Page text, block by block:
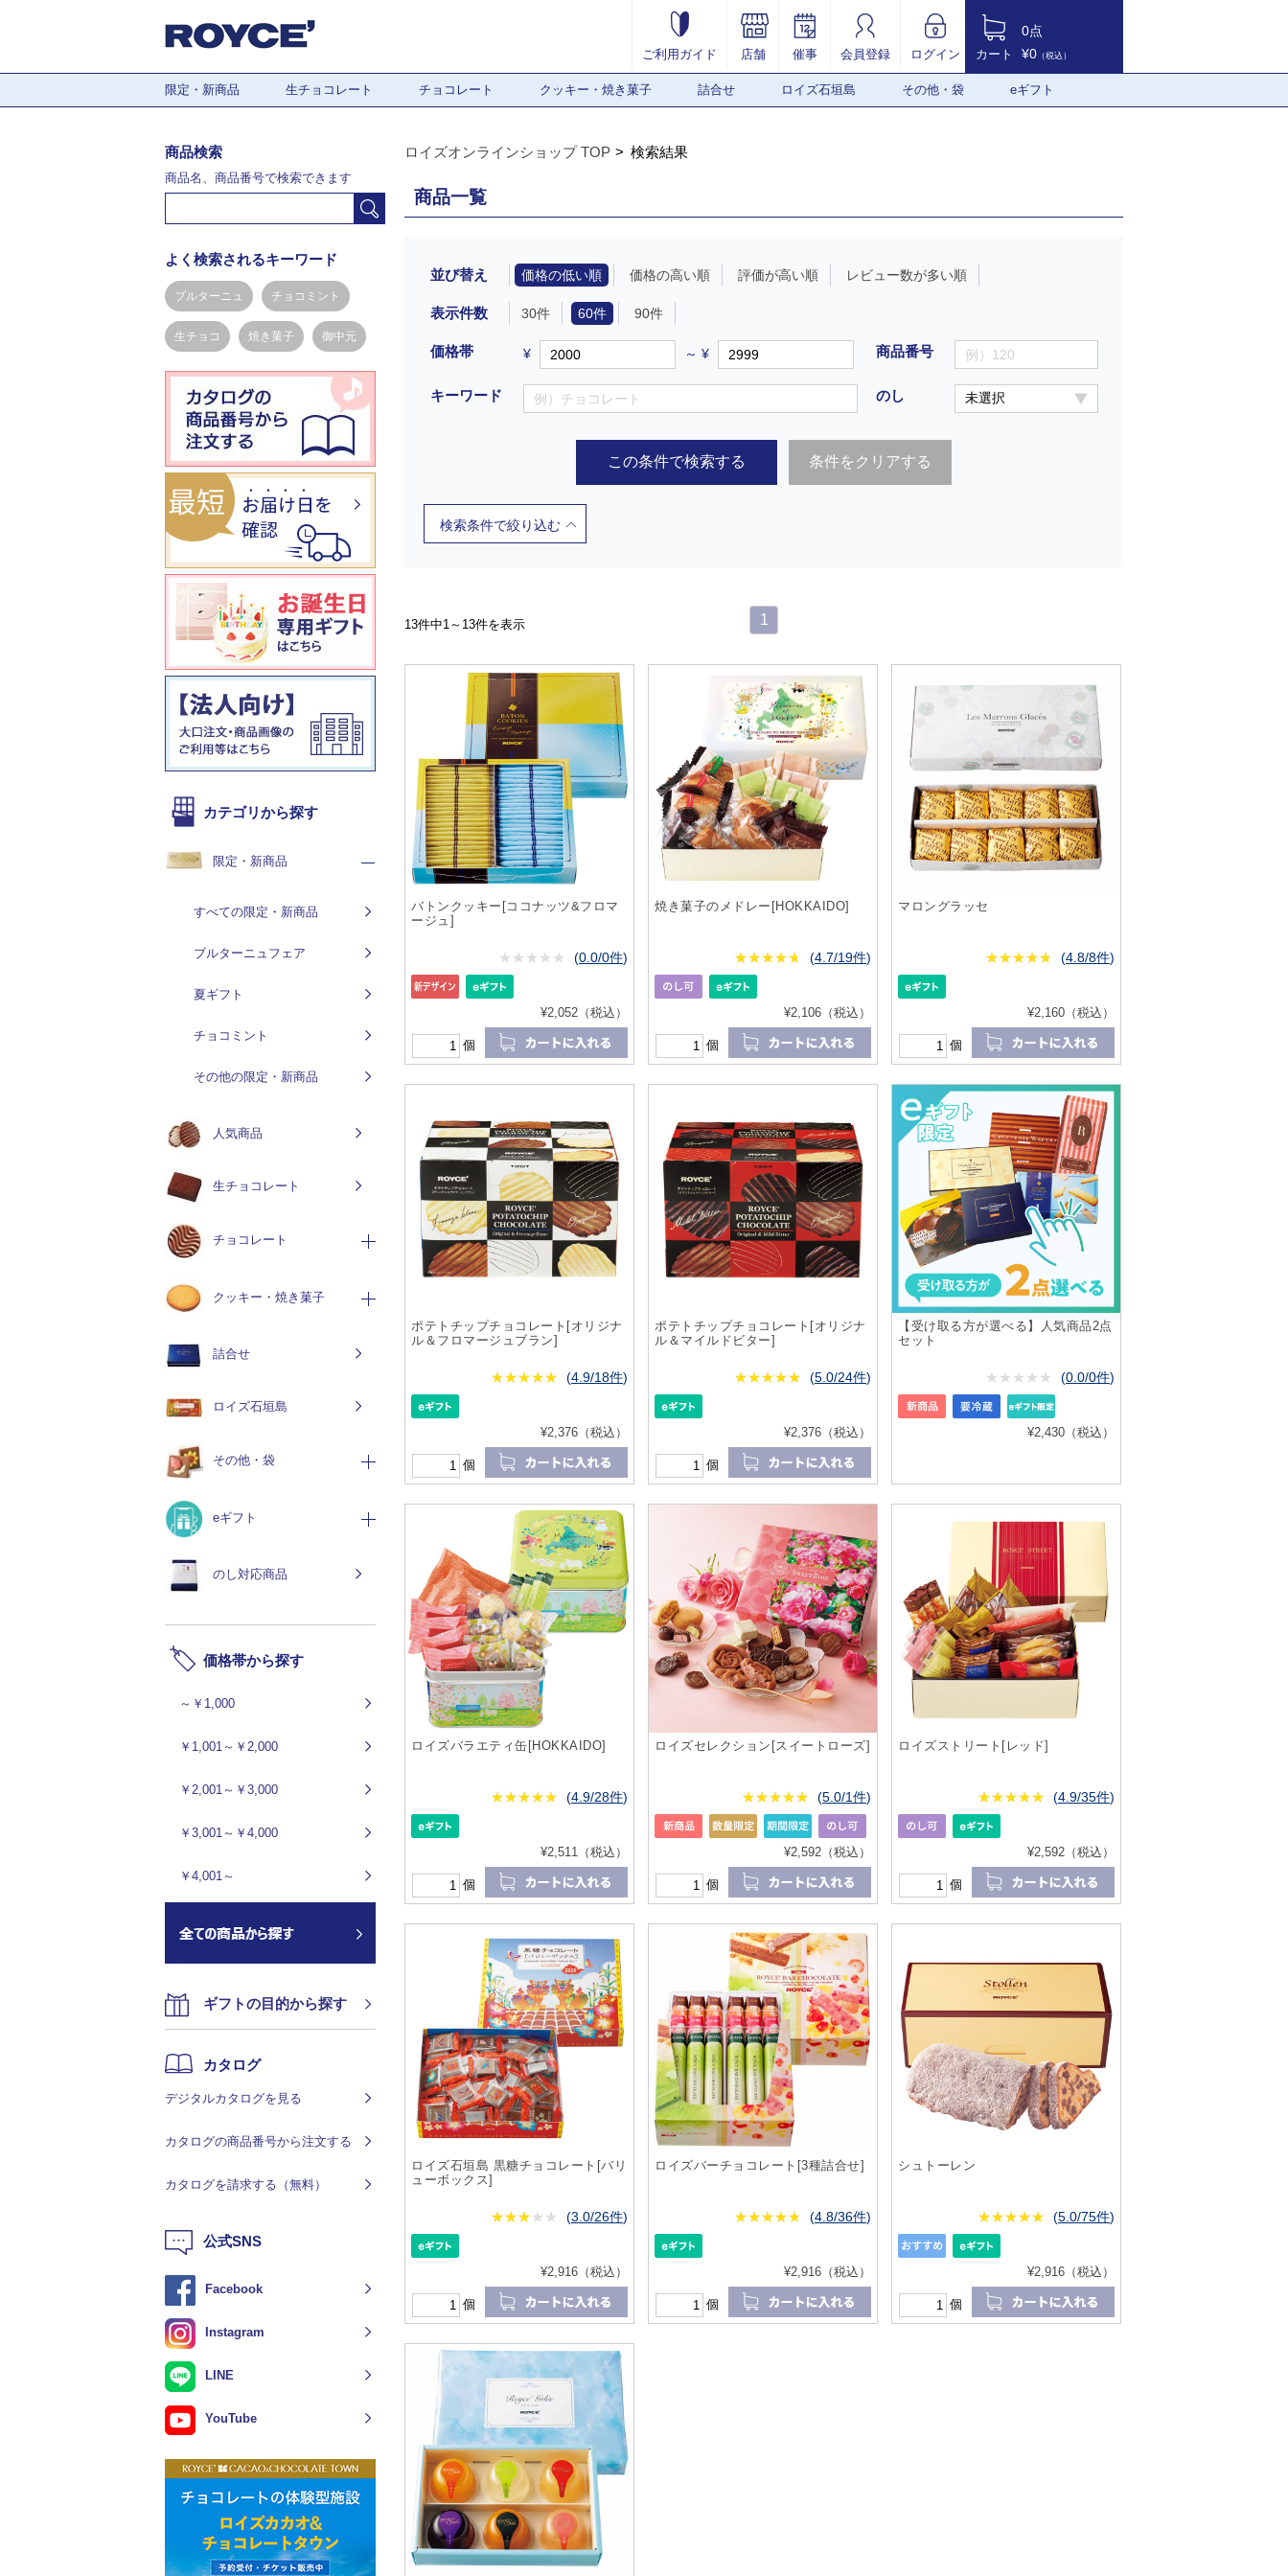
ご利用ガイド 店舗 催事 会員登録 ログイン カート
0点
¥0 （税込）
限定・新商品 生チョコレート チョコレート クッキー・焼き菓子 詰合せ ロイズ石垣島 その他・袋 eギフト
ロイズオンラインショップ TOP 検索結果
商品一覧
並び替え 価格の低い順 価格の高い順 評価が高い順 レビュー数が多い順
表示件数 30件 60件 90件
価格帯 ¥ ～ ¥
キーワード
商品番号
のし
この条件で検索する 条件をクリアする
検索条件で絞り込む
13件中1～13件を表示 1
バトンクッキー[ココナッツ&フロマ
ージュ]
★ ★ ★ ★ ★
★★★★★ (0.0/0件)
¥2,052（税込）
個
焼き菓子のメドレー[HOKKAIDO]
★★★★★
★★★★★ (4.7/19件)
¥2,106（税込）
個
マロングラッセ
★★★★★
★★★★★ (4.8/8件)
¥2,160（税込）
個
ポテトチップチョコレート[オリジナ
ル＆フロマージュブラン]
★★★★★
★★★★★ (4.9/18件)
¥2,376（税込）
個
ポテトチップチョコレート[オリジナ
ル＆マイルドビター]
★★★★★
★★★★★ (5.0/24件)
¥2,376（税込）
個
【受け取る方が選べる】人気商品2点
セット
★ ★ ★ ★ ★
★★★★★ (0.0/0件)
¥2,430（税込）
ロイズバラエティ缶[HOKKAIDO]
★★★★★
★★★★★ (4.9/28件)
¥2,511（税込）
個
ロイズセレクション[スイートローズ]
★★★★★
★★★★★ (5.0/1件)
¥2,592（税込）
個
ロイズストリート[レッド]
★★★★★
★★★★★ (4.9/35件)
¥2,592（税込）
個
ロイズ石垣島 黒糖チョコレート[バリ
ューボックス]
★★★★ ★
★★★★★ (3.0/26件)
¥2,916（税込）
個
ロイズバーチョコレート[3種詰合せ]
★★★★★
★★★★★ (4.8/36件)
¥2,916（税込）
個
シュトーレン
★★★★★
★★★★★ (5.0/75件)
¥2,916（税込）
個
商品検索
商品名、商品番号で検索できます
よく検索されるキーワード
ブルターニュ チョコミント
生チョコ 焼き菓子 御中元
カテゴリから探す
限定・新商品
すべての限定・新商品
ブルターニュフェア
夏ギフト
チョコミント
その他の限定・新商品
人気商品
生チョコレート
チョコレート
クッキー・焼き菓子
詰合せ
ロイズ石垣島
その他・袋
eギフト
のし対応商品
価格帯から探す
～￥1,000
￥1,001～￥2,000
￥2,001～￥3,000
￥3,001～￥4,000
￥4,001～
ギフトの目的から探す
カタログ
デジタルカタログを見る
カタログの商品番号から注文する
カタログを請求する（無料）
公式SNS
Facebook
Instagram
LINE
YouTube